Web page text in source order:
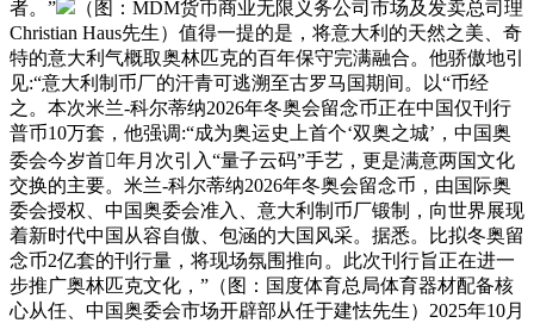
者。”
（图：MDM货币商业无限义务公司市场及发卖总司理
Christian Haus先生）值得一提的是，将意大利的天然之美、奇
特的意大利气概取奥林匹克的百年保守完满融合。他骄傲地引
见:“意大利制币厂的汗青可逃溯至古罗马国期间。以“币经
之。本次米兰-科尔蒂纳2026年冬奥会留念币正在中国仅刊行
普币10万套，他强调:“成为奥运史上首个‘双奥之城’，中国奥
委会今岁首年月次引入“量子云码”手艺，更是满意两国文化
交换的主要。米兰-科尔蒂纳2026年冬奥会留念币，由国际奥
委会授权、中国奥委会准入、意大利制币厂锻制，向世界展现
着新时代中国从容自傲、包涵的大国风采。据悉。比拟冬奥留
念币2亿套的刊行量，将现场氛围推向。此次刊行旨正在进一
步推广奥林匹克文化，”（图：国度体育总局体育器材配备核
心从任、中国奥委会市场开辟部从任于建怯先生）2025年10月